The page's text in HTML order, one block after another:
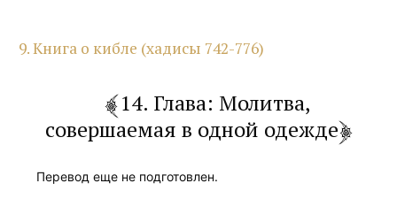
9. Книга о кибле (хадисы 742-776)
14. Глава: Молитва,
совершаемая в одной одежде
Перевод еще не подготовлен.